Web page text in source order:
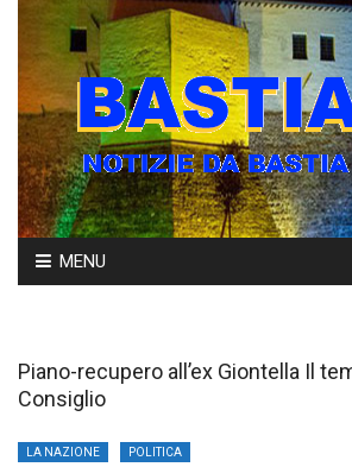
Skip
to
MENU
Piano-recupero all’ex Giontella Il
Consiglio
LA NAZIONE POLITICA